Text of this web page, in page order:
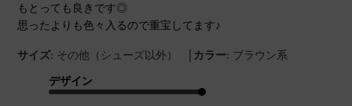
もとっても良きです◎
思ったよりも色々入るので重宝してます♪
サイズ: その他（シューズ以外） | カラー: ブラウン系
デザイン